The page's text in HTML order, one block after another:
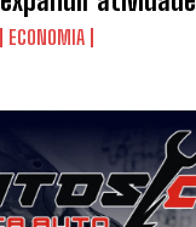
ECONOMIA